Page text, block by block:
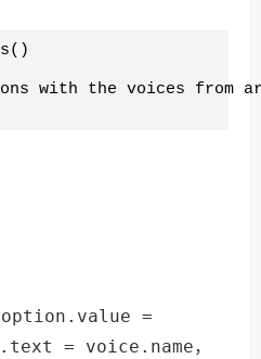
with the voices from
option.value =
= voice.name，